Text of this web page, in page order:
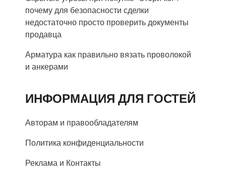
почему для безопасности сделки
недостаточно просто проверить документы
продавца
Арматура как правильно вязать проволокой
и анкерами
ИНФОРМАЦИЯ ДЛЯ ГОСТЕЙ
Авторам и правообладателям
Политика конфиденциальности
Реклама и Контакты